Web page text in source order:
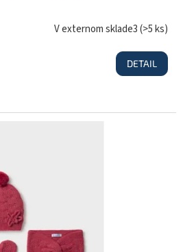
D
A
R
V externom sklade3(>5 ks)
DETAIL